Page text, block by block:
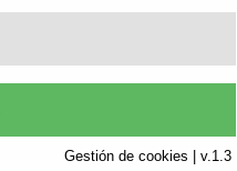
Gestión de cookies | v.1.3